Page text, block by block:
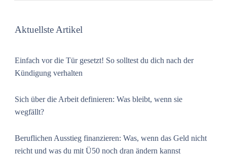
Aktuellste Artikel
Einfach vor die Tür gesetzt! So solltest du dich nach der
Kündigung verhalten
Sich über die Arbeit definieren: Was bleibt, wenn sie
wegfällt?
Beruflichen Ausstieg finanzieren: Was, wenn das Geld nicht
reicht und was du mit Ü50 noch dran ändern kannst